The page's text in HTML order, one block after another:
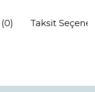
Taksit
öneri formunu